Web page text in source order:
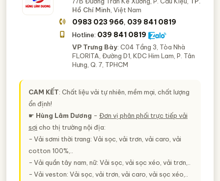
Hồ Chí Minh , Việt Nam
0983 023 966, 039 841 0819
Hotline: 039 841 0819
VP Trưng Bày: C04 Tầng 3, Tòa Nhà
FLORITA, Đường D1, KDC Him Lam, P. Tân
Hưng, Q. 7, TPHCM
CAM KẾT: Chất liệu vải tự nhiên, mềm mại, chất lượng
ổn định!
☛ Hùng Lâm Dương - Đơn vị phân phối trực tiếp vải
sợi cho thị trường nội địa:
− Vải sơmi thời trang: Vải sọc, vải trơn, vải caro, vải
cotton 100%,..
− Vải quần tây nam, nữ: Vải sọc, vải sọc xéo, vải trơn,..
− Vải veston: Vải sọc, vải trơn, vải caro, vải sọc xéo,..